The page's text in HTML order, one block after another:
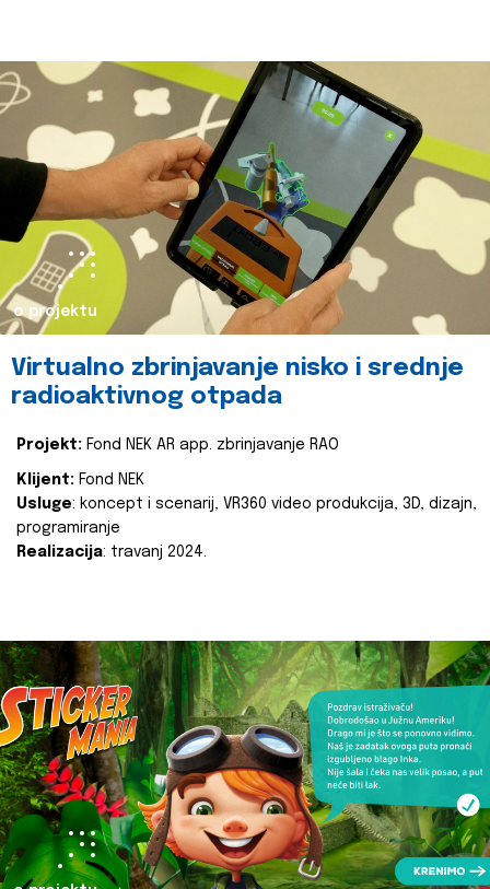
o projektu
Virtualno zbrinjavanje nisko i srednje
radioaktivnog otpada
Projekt: Fond NEK AR app. zbrinjavanje RAO
Klijent: Fond NEK
Usluge: koncept i scenarij, VR360 video produkcija, 3D, dizajn,
programiranje
Realizacija: travanj 2024.